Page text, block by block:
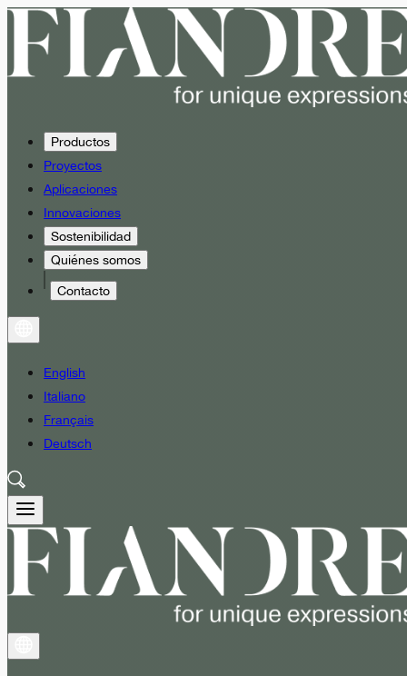
Productos
Proyectos
Aplicaciones
Innovaciones
Sostenibilidad
Quiénes somos
Contacto
English
Italiano
Français
Deutsch